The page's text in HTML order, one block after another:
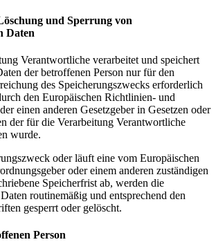
und Sperrung von
Daten
Verantwortliche verarbeitet und speichert
der betroffenen Person nur für den
des Speicherungszwecks erforderlich
den Europäischen Richtlinien- und
einen anderen Gesetzgeber in Gesetzen oder
der für die Verarbeitung Verantwortliche
wurde.
oder läuft eine vom Europäischen
oder einem anderen zuständigen
Speicherfrist ab, werden die
routinemäßig und entsprechend den
gesperrt oder gelöscht.
Person